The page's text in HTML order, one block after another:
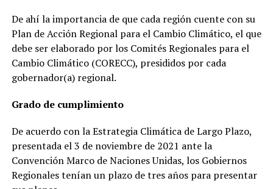
De ahí la importancia de que cada región cuente con su
Plan de Acción Regional para el Cambio Climático, el que
debe ser elaborado por los Comités Regionales para el
Cambio Climático (CORECC), presididos por cada
gobernador(a) regional.
Grado de cumplimiento
De acuerdo con la Estrategia Climática de Largo Plazo,
presentada el 3 de noviembre de 2021 ante la
Convención Marco de Naciones Unidas, los Gobiernos
Regionales tenían un plazo de tres años para presentar